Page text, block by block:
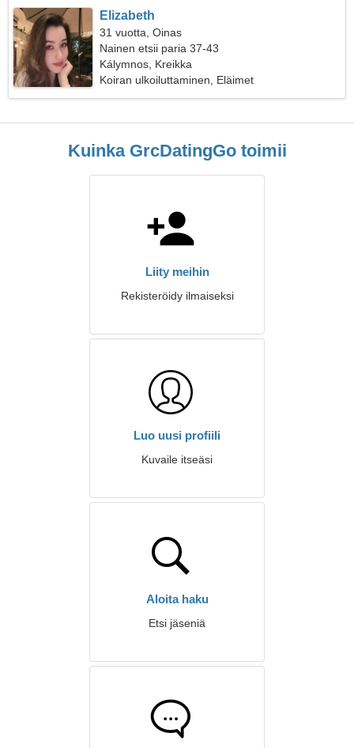
Elizabeth
31 vuotta, Oinas
Nainen etsii paria 37-43
Kálymnos, Kreikka
Koiran ulkoiluttaminen, Eläimet
Kuinka GrcDatingGo toimii
Liity meihin
Rekisteröidy ilmaiseksi
Luo uusi profiili
Kuvaile itseäsi
Aloita haku
Etsi jäseniä